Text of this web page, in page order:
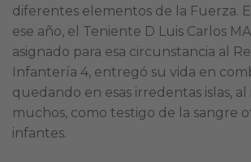
diferentes elementos de la Fuerza.
ese año, el Teniente D Luis Carlos
asignado para esa circunstancia al
Infantería 4, entregó su vida en
quedando en esas irredentas islas,
muchos, como testigo de la sangre
infantes.